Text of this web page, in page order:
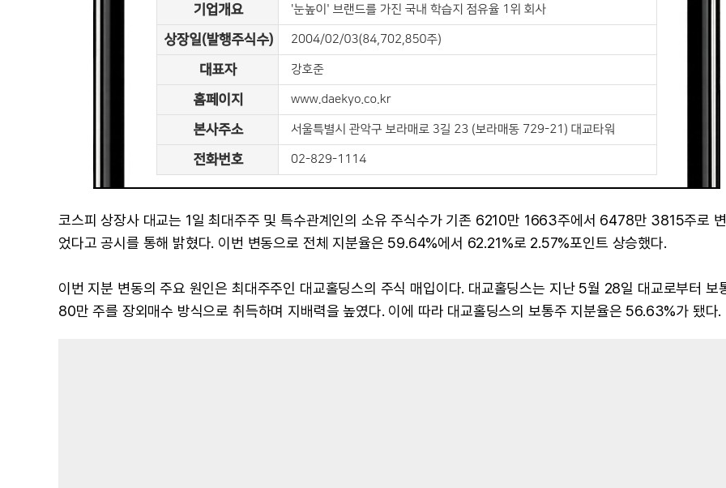
코스피 상장사 대교는 1일 최대주주 및 특수관계인의 소유 주식수가 기존 6210만 1663주에서 6478만 3815주로 변
었다고 공시를 통해 밝혔다. 이번 변동으로 전체 지분율은 59.64%에서 62.21%로 2.57%포인트 상승했다.
이번 지분 변동의 주요 원인은 최대주주인 대교홀딩스의 주식 매입이다. 대교홀딩스는 지난 5월 28일 대교로부터 보
80만 주를 장외매수 방식으로 취득하며 지배력을 높였다. 이에 따라 대교홀딩스의 보통주 지분율은 56.63%가 됐다.